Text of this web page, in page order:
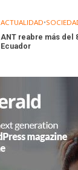
ACTUALIDAD•
ANT reabre más del
Ecuador